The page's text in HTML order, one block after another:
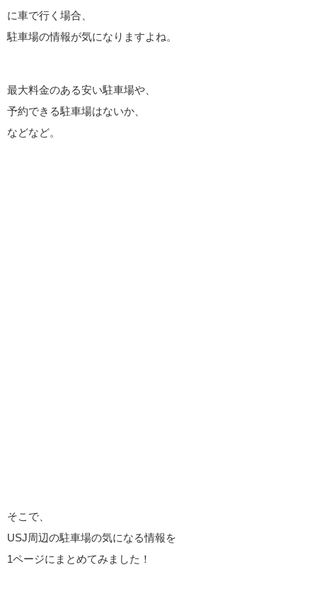
に車で行く場合、
駐車場の情報が気になりますよね。
最大料金のある安い駐車場や、
予約できる駐車場はないか、
などなど。
そこで、
USJ周辺の駐車場の気になる情報を
1ページにまとめてみました！